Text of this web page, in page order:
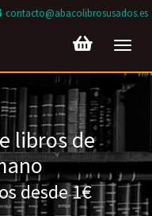
contacto@abacolibrosusados.es
libros de
desde 1€